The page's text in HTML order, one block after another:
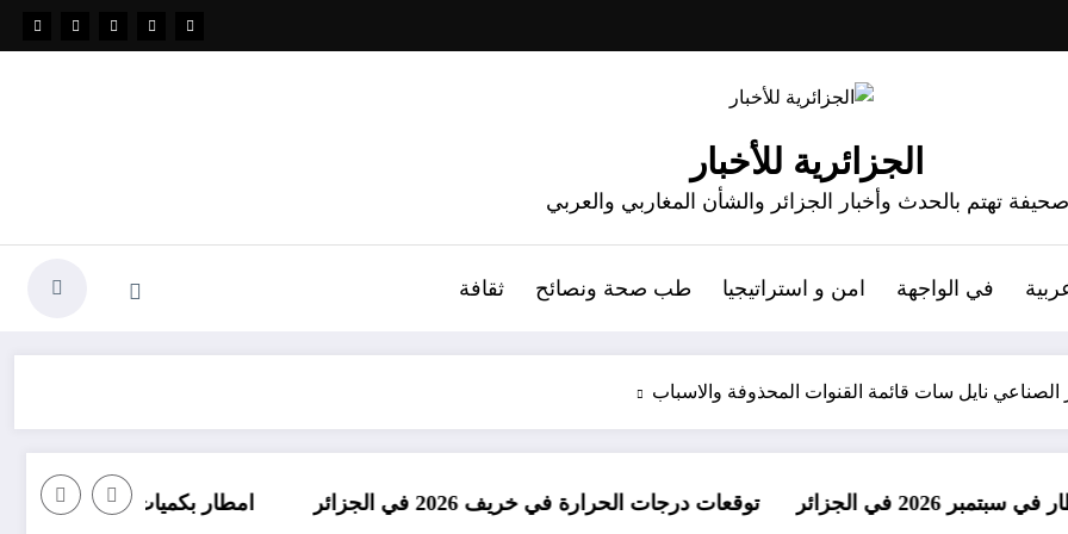
الجزائرية للأخبار
صحيفة تهتم بالحدث وأخبار الجزائر والشأن المغاربي والعربي
في الواجهة امن و استراتيجيا طب صحة ونصائح ثقافة
توقعات درجات الحرارة في خريف 2026 في الجزائر امطار بكميات كبيرة جدا متوقعة في الجزائر في